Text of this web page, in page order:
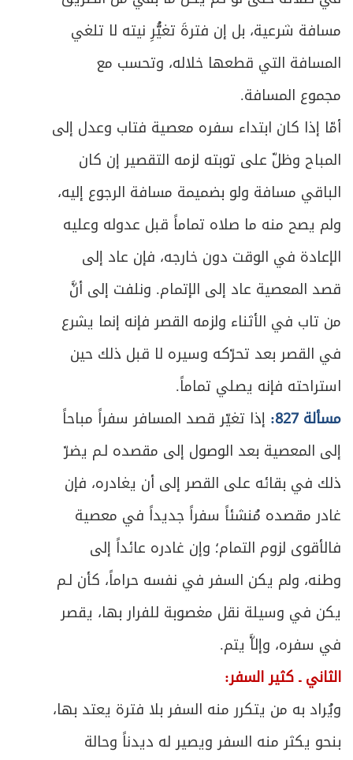
مسافة شرعية، بل إن فترةَ تغيُّرِ نيته لا تلغي
المسافة التي قطعها خلاله، وتحسب مع
مجموع المسافة.
أمّا إذا كان ابتداء سفره معصية فتاب وعدل إلى
المباح وظلّ على توبته لزمه التقصير إن كان
الباقي مسافة ولو بضميمة مسافة الرجوع إليه،
ولم يصح منه ما صلاه تماماً قبل عدوله وعليه
الإعادة في الوقت دون خارجه، فإن عاد إلى
قصد المعصية عاد إلى الإتمام. ونلفت إلى أنَّ
من تاب في الأثناء ولزمه القصر فإنه إنما يشرع
في القصر بعد تحرّكه وسيره لا قبل ذلك حين
استراحته فإنه يصلي تماماً.
مسألة 827:
إذا تغيّر قصد المسافر سفراً مباحاً
إلى المعصية بعد الوصول إلى مقصده لـم يضرّ
ذلك في بقائه على القصر إلى أن يغادره، فإن
غادر مقصده مُنشئاً سفراً جديداً في معصية
فالأقوى لزوم التمام؛ وإن غادره عائداً إلى
وطنه، ولم يكن السفر في نفسه حراماً، كأن لـم
يكن في وسيلة نقل مغصوبة للفرار بها، يقصر
في سفره، وإلاَّ يتم.
الثاني ـ كثير السفر:
ويُراد به من يتكرر منه السفر بلا فترة يعتد بها،
بنحو يكثر منه السفر ويصير له ديدناً وحالة
ص
571 الخامس - كيفية تقدير الخمس
577 الفصل الثاني: في أحكام دفع الخمس
ص
579 المبحث الأول ـ في أوصاف المستحق
ص 582 المبحث الثاني ـ في أحكام الدفع للمستحق
586 المبحث الثالث ـ في أحكام تلف الخمس
ص591
الباب السادس - في الأمر بالمعروف والنهي عن
المنكر
593 المبحث الأول ـ في من يجب عليه الأمر والنهي
ص
596 المبحث الثاني ـ في من يجب أمره ونهيه
598 المبحث الثالث ـ في مراتب الأمر والنهي
ص
601 المبحث الرابع ـ في أحكام الأمر والنهي
ص
611 الباب السابع- في أحكام الدفاع
ص
612
المبحث الأول ـ في الدفاع عن النفس
ومُتعلَّقاتها
618 المبحث الثاني ـ في الدفاع عن الوطن